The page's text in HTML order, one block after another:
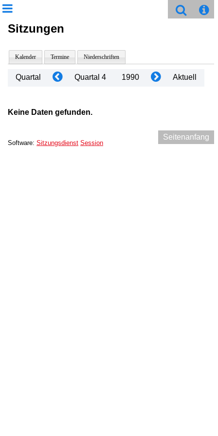
Sitzungen
Kalender Termine Niederschriften
Quartal Quartal 4 1990 Aktuell
Keine Daten gefunden.
Seitenanfang
Software: Sitzungsdienst Session